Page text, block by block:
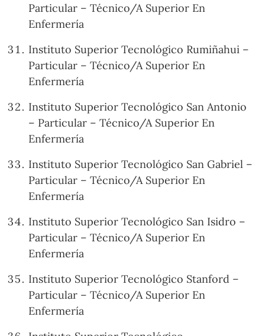
Particular – Técnico/A Superior En
Enfermería
Instituto Superior Tecnológico Rumiñahui –
Particular – Técnico/A Superior En
Enfermería
Instituto Superior Tecnológico San Antonio
– Particular – Técnico/A Superior En
Enfermería
Instituto Superior Tecnológico San Gabriel –
Particular – Técnico/A Superior En
Enfermería
Instituto Superior Tecnológico San Isidro –
Particular – Técnico/A Superior En
Enfermería
Instituto Superior Tecnológico Stanford –
Particular – Técnico/A Superior En
Enfermería